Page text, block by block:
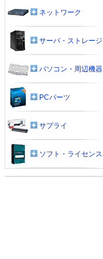
ネットワーク
サーバ・ストレージ
パソコン・周辺機器
PCパーツ
サプライ
ソフト・ライセンス